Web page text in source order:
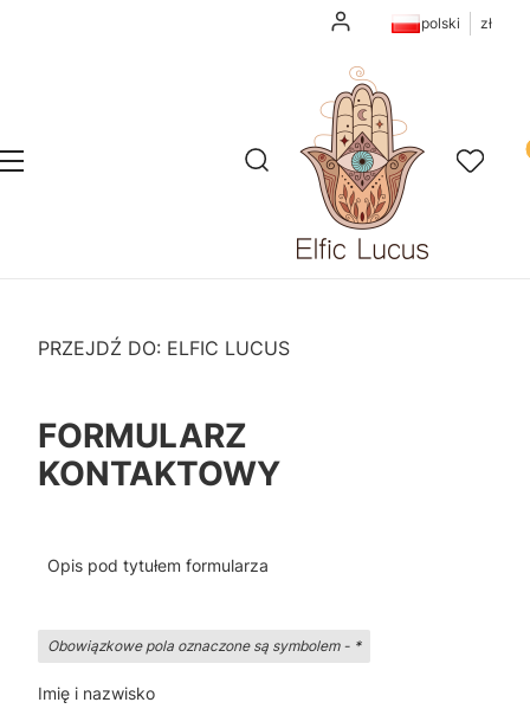
Zaloguj siępolski zł
Menu Otwórz wyszukiwarkę
Szukaj Ulubione
PRZEJDŹ DO: ELFIC LUCUS
FORMULARZ
KONTAKTOWY
Opis pod tytułem formularza
Obowiązkowe pola oznaczone są symbolem - *
Imię i nazwisko